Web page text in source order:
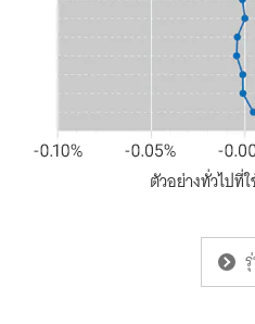
ตัวอย่างทั่วไปที่